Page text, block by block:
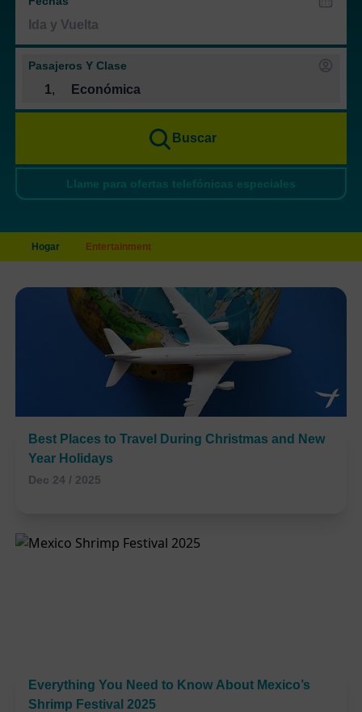
Pasajeros Y Clase
1, Económica
Buscar
Llame para ofertas telefónicas especiales
Hogar Entertainment
Best Places to Travel During Christmas and New
Year Holidays
Dec 24 / 2025
Everything You Need to Know About Mexico’s
Shrimp Festival 2025